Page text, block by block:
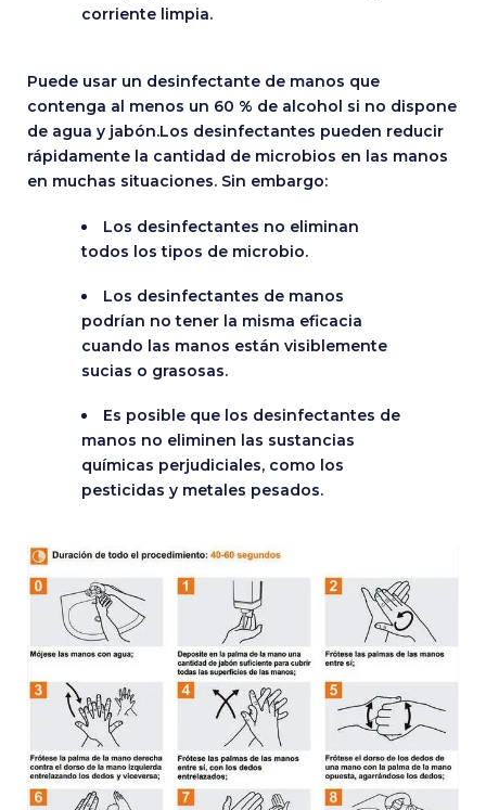
corriente limpia.
Puede usar un desinfectante de manos que
contenga al menos un 60 % de alcohol si no dispone
de agua y jabón.Los desinfectantes pueden reducir
rápidamente la cantidad de microbios en las manos
en muchas situaciones. Sin embargo:
Los desinfectantes no eliminan
todos los tipos de microbio.
Los desinfectantes de manos
podrían no tener la misma eficacia
cuando las manos están visiblemente
sucias o grasosas.
Es posible que los desinfectantes de
manos no eliminen las sustancias
químicas perjudiciales, como los
pesticidas y metales pesados.